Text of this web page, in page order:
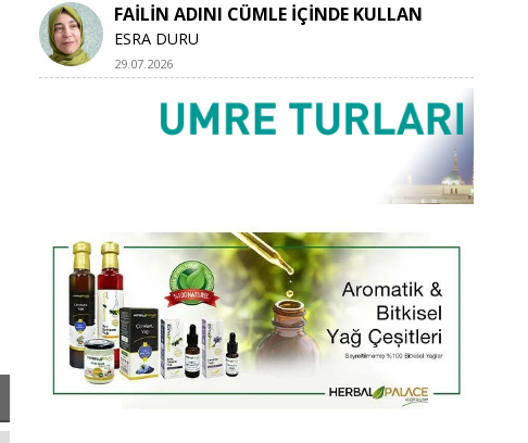
FAİLİN ADINI CÜMLE İÇİNDE KULLAN
ESRA DURU
29.07.2026